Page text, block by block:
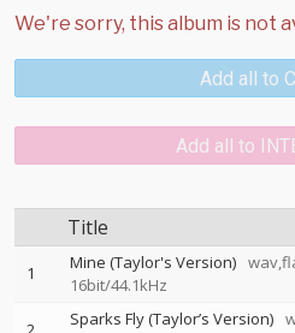
Add all to
Add all to
Title
1 Mine (Taylor's Version)
16bit/44.1kHz
Sparks Fly (Taylor’s Version)